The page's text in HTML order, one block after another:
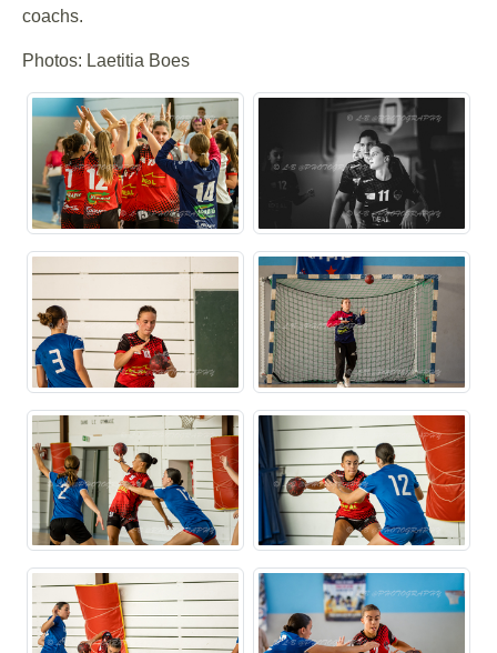
coachs.
Photos: Laetitia Boes